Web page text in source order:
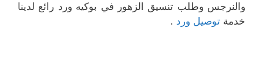
والنرجس وطلب تنسيق الزهور في بوكيه ورد رائع لدينا
خدمة توصيل ورد .